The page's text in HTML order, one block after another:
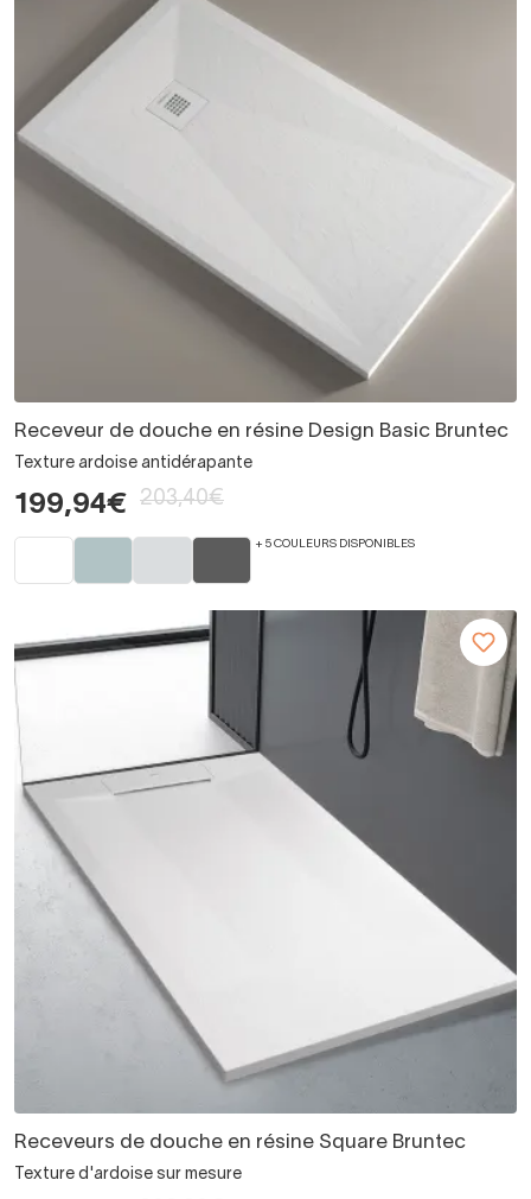
Receveur de douche en résine Design Basic Bruntec
Texture ardoise antidérapante
199,94€ 203,40€
+ 5 COULEURS DISPONIBLES
Receveurs de douche en résine Square Bruntec
Texture d'ardoise sur mesure